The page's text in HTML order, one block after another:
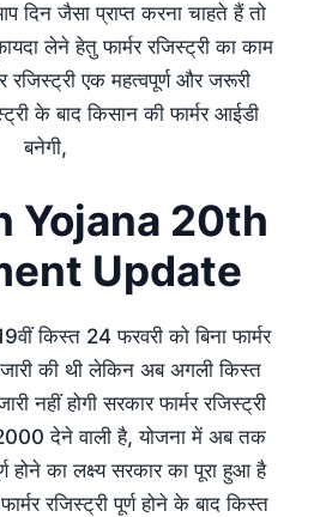
दिन जैसा प्राप्त करना चाहते हैं तो
लेने हेतु फार्मर रजिस्ट्री का काम
रजिस्ट्री एक महत्वपूर्ण और जरूरी
के बाद किसान की फार्मर आईडी
बनेगी,
Yojana 20th
Update
किस्त 24 फरवरी को बिना फार्मर
की थी लेकिन अब अगली किस्त
नहीं होगी सरकार फार्मर रजिस्ट्री
देने वाली है, योजना में अब तक
होने का लक्ष्य सरकार का पूरा हुआ है
रजिस्ट्री पूर्ण होने के बाद किस्त